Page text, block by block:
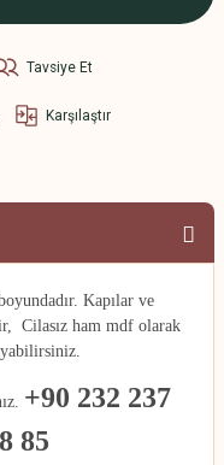
Tavsiye Et
Karşılaştır
Kapılar ve
Cilasız ham mdf olarak
+90 232 237
85